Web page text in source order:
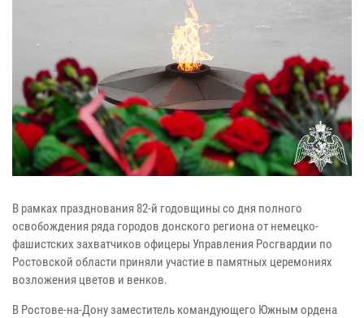
В рамках празднования 82-й годовщины со дня полного
освобождения ряда городов донского региона от немецко-
фашистских захватчиков офицеры Управления Росгвардии по
Ростовской области приняли участие в памятных церемониях
возложения цветов и венков.
В Ростове-на-Дону заместитель командующего Южным ордена